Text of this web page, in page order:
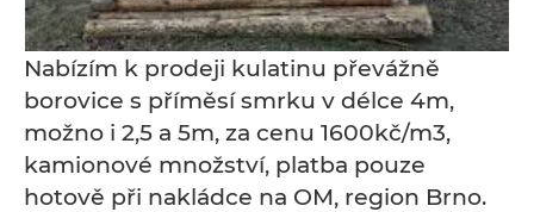
Nabízím k prodeji kulatinu převážně
borovice s příměsí smrku v délce 4m,
možno i 2,5 a 5m, za cenu 1600kč/m3,
kamionové množství, platba pouze
hotově při nakládce na OM, region Brno.